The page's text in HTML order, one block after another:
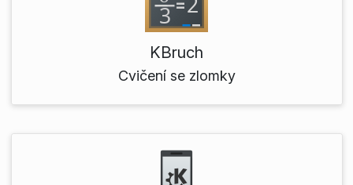
KBruch
Cvičení se zlomky